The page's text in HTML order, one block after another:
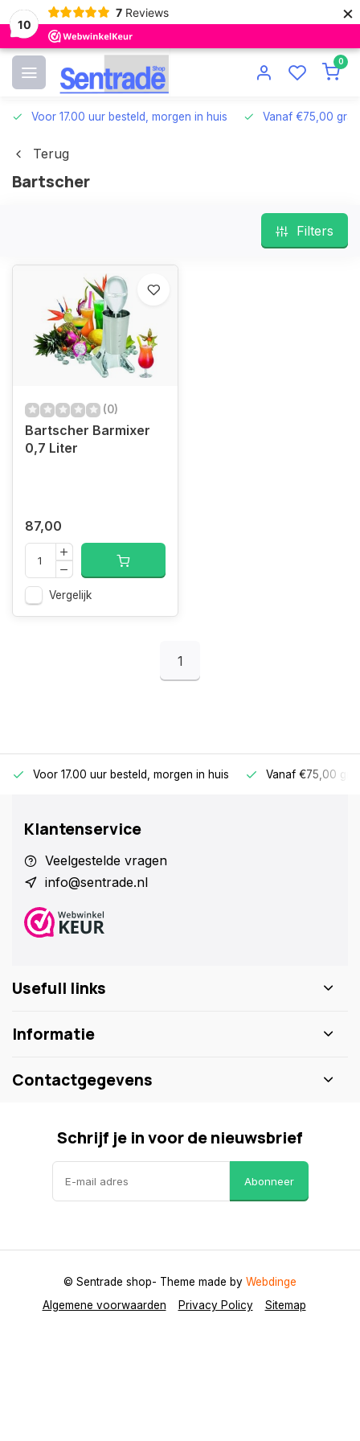
10
7 Reviews ×
0
Voor 17.00 uur besteld, morgen in huis Vanaf €75,00
Terug
Bartscher
Filters
(0)
Bartscher Barmixer
0,7 Liter
87,00
Vergelijk
1
Voor 17.00 uur besteld, morgen in huis Vanaf €75,00
Klantenservice
Veelgestelde vragen
info@sentrade.nl
Usefull links
Informatie
Contactgegevens
Schrijf je in voor de nieuwsbrief
Abonneer
Algemene voorwaarden Privacy Policy Sitemap
© Sentrade shop- Theme made by Webdinge